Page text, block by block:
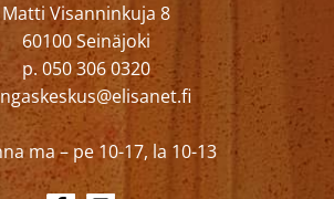
Matti Visanninkuja 8
60100 Seinäjoki
p. 050 306 0320
ma – pe 10-17, la 10-13